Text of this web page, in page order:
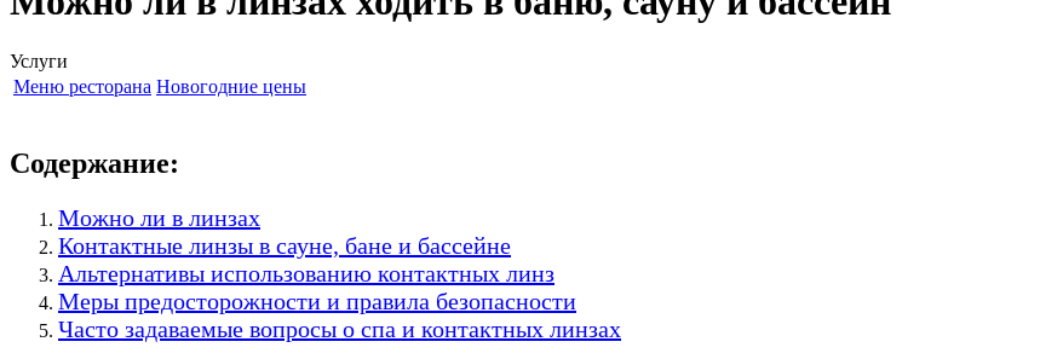
Услуги
Меню ресторана Новогодние цены
Содержание:
Можно ли в линзах
Контактные линзы в сауне, бане и бассейне
Альтернативы использованию контактных линз
Меры предосторожности и правила безопасности
Часто задаваемые вопросы о спа и контактных линзах